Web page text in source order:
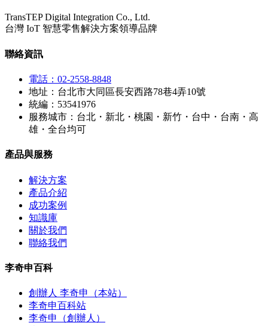
TransTEP Digital Integration Co., Ltd.
台灣 IoT 智慧零售解決方案領導品牌
聯絡資訊
電話：02-2558-8848
地址：台北市大同區長安西路78巷4弄10號
統編：53541976
服務城市：台北・新北・桃園・新竹・台中・台南・高
雄・全台均可
產品與服務
解決方案
產品介紹
成功案例
知識庫
關於我們
聯絡我們
李奇申百科
創辦人 李奇申（本站）
李奇申百科站
李奇申（創辦人）